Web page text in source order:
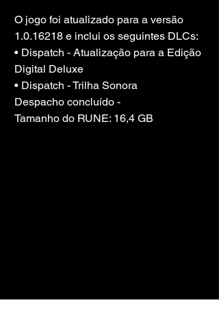
O jogo foi atualizado para a versão
1.0.16218 e inclui os seguintes DLCs:
• Dispatch - Atualização para a Edição
Digital Deluxe
• Dispatch - Trilha Sonora
Despacho concluído -
Tamanho do RUNE: 16,4 GB